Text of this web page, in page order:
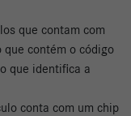
que contam com
que contém o código
que identifica a
conta com um chip